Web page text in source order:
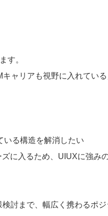
す。
ャリアも視野に入れてい
いる構造を解消したい
に入るため、UIUXに強み
討まで、幅広く携わるポ